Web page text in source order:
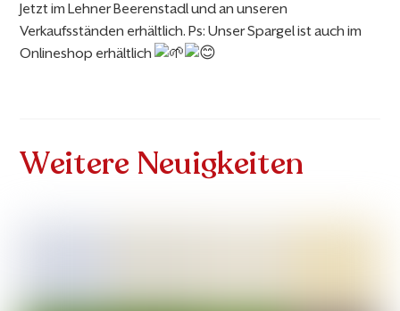
Jetzt im Lehner Beerenstadl und an unseren
Verkaufsständen erhältlich. Ps: Unser Spargel ist auch im
Onlineshop erhältlich
Weitere Neuigkeiten